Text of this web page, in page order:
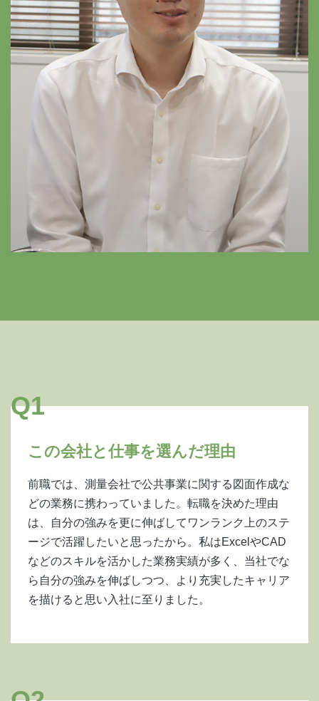
Q1
この会社と仕事を選んだ理由
前職では、測量会社で公共事業に関する図面作成な
どの業務に携わっていました。転職を決めた理由
は、自分の強みを更に伸ばしてワンランク上のステ
ージで活躍したいと思ったから。私はExcelやCAD
などのスキルを活かした業務実績が多く、当社でな
ら自分の強みを伸ばしつつ、より充実したキャリア
を描けると思い入社に至りました。